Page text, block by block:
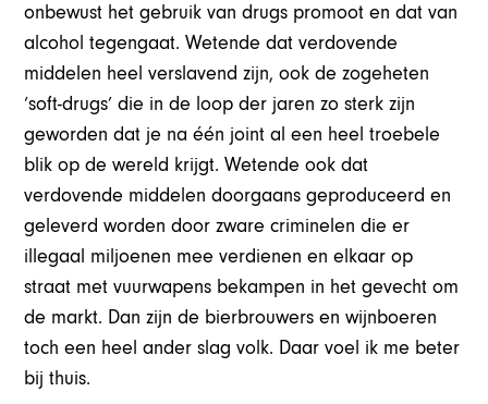
onbewust het gebruik van drugs promoot en dat van
alcohol tegengaat. Wetende dat verdovende
middelen heel verslavend zijn, ook de zogeheten
‘soft-drugs’ die in de loop der jaren zo sterk zijn
geworden dat je na één joint al een heel troebele
blik op de wereld krijgt. Wetende ook dat
verdovende middelen doorgaans geproduceerd en
geleverd worden door zware criminelen die er
illegaal miljoenen mee verdienen en elkaar op
straat met vuurwapens bekampen in het gevecht om
de markt. Dan zijn de bierbrouwers en wijnboeren
toch een heel ander slag volk. Daar voel ik me beter
bij thuis.